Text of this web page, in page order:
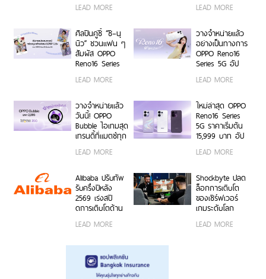
คลูซีฟ
สนุก บุก 6 รั้ว
ประเทศ ชวนเหล่า
นักศึกษา มา
Make Your
Moment กับ
Series 5G เร็ว ๆ
LEAD MORE คอนเสิร์ตโซน VIP
Edition Gift Box
สุดเอ็กซ์คลูซีฟ
ร่วมสนุกได้ตั้งแต่
6 ก.ค. – 17 ส.ค.
LEAD MORE
ศิลปินคู่ซี้ “ซี–นุ
นิว” ชวนแฟน ๆ
สัมผัส OPPO
Reno16 Series
Unbox พร้อม
กล้องมุมกว้าง
พิเศษ 50MP
0.6x เก็บทุก
โมเมนต์ โดดเด่น
LEAD MORE
วางจำหน่ายแล้ว
อย่างเป็นทางการ
OPPO Reno16
Series 5G อัป
กว้างพิเศษ
0.6x ถ่ายคนสวย
สีผิวเป็น
ธรรมชาติทั้งภาพ
นิ่งและวิดีโอ ใน
ราคาเริ่มต้นเพียง
15,999 บาท
สมนาคุณสุดคุ้ม
ค่า!
LEAD MORE
วางจำหน่ายแล้ว
วันนี้! OPPO
Bubble ไอเทมสุด
เทรนดี้ที่แมตช์ทุก
คุณสมบัติเด่น ใช้
งานได้ทั้งบนสมา
ร์ตโฟน OPPO
และระบบ iOS ใน
ราคา 2,999 บาท
LEAD MORE
ใหม่ล่าสุด OPPO
Reno16 Series
5G ราคาเริ่มต้น
15,999 บาท อัป
กว้างพิเศษ
สวยทั้งภาพและ
วิดีโอ พร้อม
ดีไซน์ดวงดาว 3
มิติ ครั้งแรกใน
LEAD MORE
Alibaba ปรับทัพ
รับครึ่งปีหลัง
2569 เร่งสปี
ดการเติบโตด้าน
ขององค์กร
และการขยาย
โครงสร้างพื้นฐาน
ทั่วโลก
LEAD MORE
Shockbyte ปลด
ล็อกการเติบโต
ของเซิร์ฟเวอร์
เกมระดับโลก
เซิร์ฟเวอร์
LEAD MORE